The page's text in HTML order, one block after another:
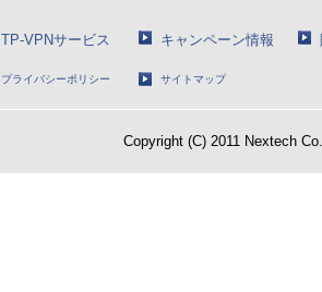
TP-VPNサービス キャンペーン情報
プライバシーポリシー サイトマップ
Copyright (C) 2011 Nextech